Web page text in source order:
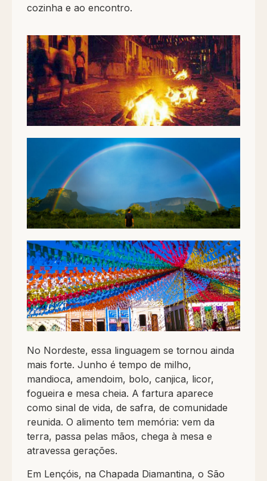
cozinha e ao encontro.
No Nordeste, essa linguagem se tornou ainda
mais forte. Junho é tempo de milho,
mandioca, amendoim, bolo, canjica, licor,
fogueira e mesa cheia. A fartura aparece
como sinal de vida, de safra, de comunidade
reunida. O alimento tem memória: vem da
terra, passa pelas mãos, chega à mesa e
atravessa gerações.
Em Lençóis, na Chapada Diamantina, o São